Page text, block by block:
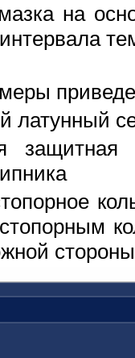
на
латунный
стороны